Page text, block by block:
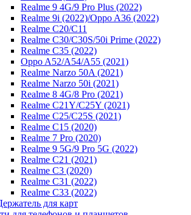
Realme 9 4G/9 Pro Plus (2022)
Realme 9i (2022)/Oppo A36 (2022)
Realme C20/C11
Realme C30/C30S/50i Prime (2022)
Realme C35 (2022)
Oppo A52/A54/A55 (2021)
Realme Narzo 50A (2021)
Realme Narzo 50i (2021)
Realme 8 4G/8 Pro (2021)
Realme C21Y/C25Y (2021)
Realme C25/C25S (2021)
Realme C15 (2020)
Realme 7 Pro (2020)
Realme 9 5G/9 Pro 5G (2022)
Realme C21 (2021)
Realme C3 (2020)
Realme C31 (2022)
Realme C33 (2022)
для карт